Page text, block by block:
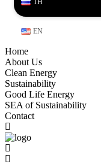
TH
EN
Home
About Us
Clean Energy
Sustainability
Good Life Energy
SEA of Sustainability
Contact